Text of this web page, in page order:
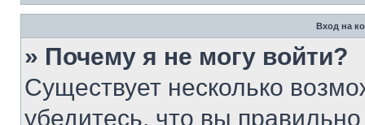
Вход на
» Почему я не могу войти?
Существует несколько
убедитесь, что вы